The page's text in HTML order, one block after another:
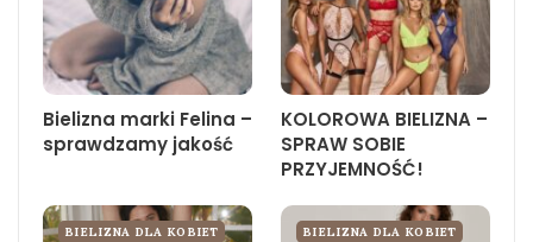
Bielizna marki Felina –
sprawdzamy jakość
KOLOROWA BIELIZNA –
SPRAW SOBIE
PRZYJEMNOŚĆ!
BIELIZNA DLA KOBIET BIELIZNA DLA KOBIET